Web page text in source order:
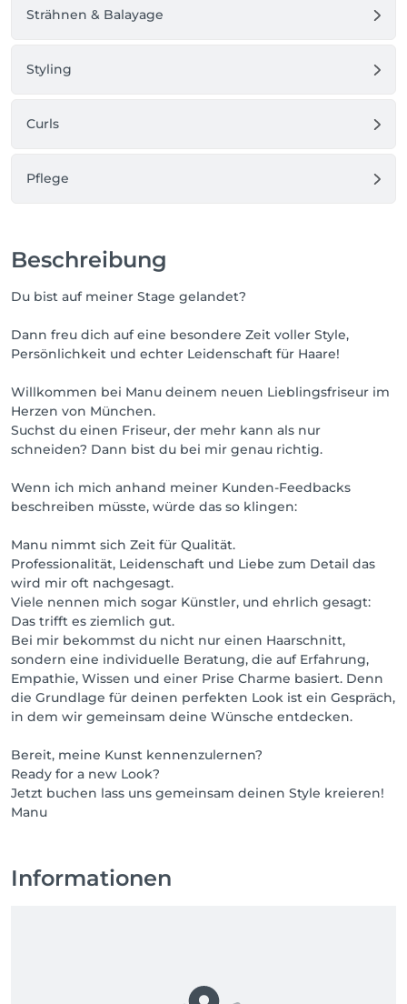
Der Pony muss bereits vorhanden sein. Einen neuen
Dies erfolgt gemäß § 615 BGB.
Strähnen & Balayage
Styling
Curls
Pflege
Beschreibung
Du bist auf meiner Stage gelandet?
Dann freu dich auf eine besondere Zeit voller Style,
Persönlichkeit und echter Leidenschaft für Haare!
Willkommen bei Manu deinem neuen Lieblingsfriseur im
Herzen von München.
Suchst du einen Friseur, der mehr kann als nur
schneiden? Dann bist du bei mir genau richtig.
Wenn ich mich anhand meiner Kunden-Feedbacks
beschreiben müsste, würde das so klingen:
Manu nimmt sich Zeit für Qualität.
Professionalität, Leidenschaft und Liebe zum Detail das
wird mir oft nachgesagt.
Viele nennen mich sogar Künstler, und ehrlich gesagt:
Das trifft es ziemlich gut.
Bei mir bekommst du nicht nur einen Haarschnitt,
sondern eine individuelle Beratung, die auf Erfahrung,
Empathie, Wissen und einer Prise Charme basiert. Denn
die Grundlage für deinen perfekten Look ist ein Gespräch,
in dem wir gemeinsam deine Wünsche entdecken.
Bereit, meine Kunst kennenzulernen?
Ready for a new Look?
Jetzt buchen lass uns gemeinsam deinen Style kreieren!
Manu
Informationen